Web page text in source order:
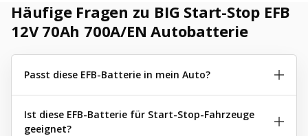
Häufige Fragen zu BIG Start-Stop EFB
12V 70Ah 700A/EN Autobatterie
Passt diese EFB-Batterie in mein Auto?
Ist diese EFB-Batterie für Start-Stop-Fahrzeuge
geeignet?